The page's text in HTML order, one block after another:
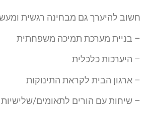
חשוב להיערך גם מבחינה רגשית
– בניית מערכת תמיכה משפחתית
– היערכות כלכלית
– ארגון הבית לקראת התינוקות
– שיחות עם הורים לתאומים/שלישיות